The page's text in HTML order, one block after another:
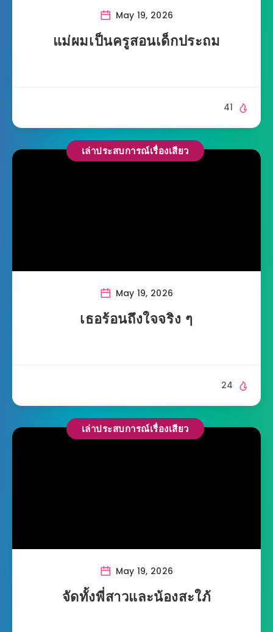
May 19, 2026
แม่ผมเป็นครูสอนเด็กประถม
41
เล่าประสบการณ์เรื่องเสียว
May 19, 2026
เธอร้อนถึงใจจริง ๆ
24
เล่าประสบการณ์เรื่องเสียว
May 19, 2026
จัดทั้งพี่สาวและน้องสะใภ้